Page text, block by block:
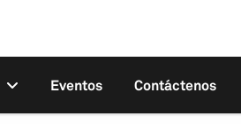
Eventos Contáctenos